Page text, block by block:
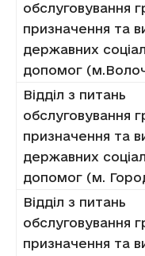
обслуговування
призначення та
державних
допомог
Відділ з питань
обслуговування
призначення та
державних
допомог (м.
Відділ з питань
обслуговування
призначення та